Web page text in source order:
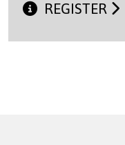
REGISTER